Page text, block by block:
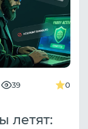
39 0
летят: